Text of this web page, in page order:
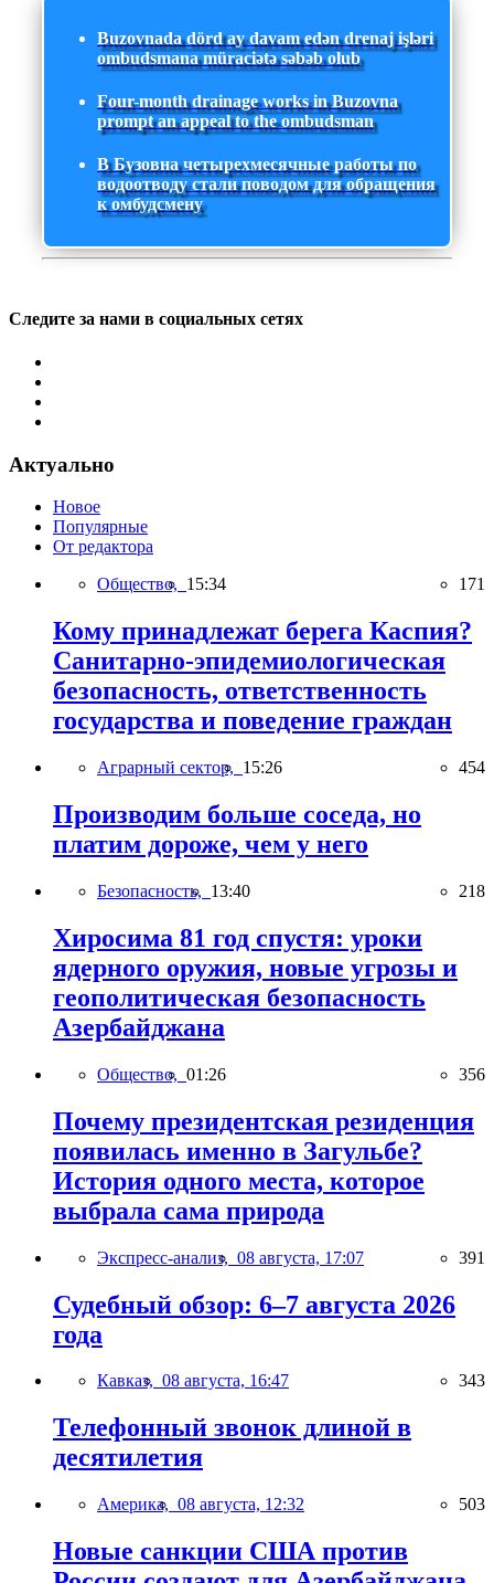
Buzovnada dörd ay davam edən drenaj işləri
ombudsmana müraciətə səbəb olub
Four-month drainage works in Buzovna
prompt an appeal to the ombudsman
В Бузовна четырехмесячные работы по
водоотводу стали поводом для обращения
к омбудсмену
Следите за нами в социальных сетях
Актуально
Новое
Популярные
От редактора
Общество, 15:34 171
Кому принадлежат берега Каспия?
Санитарно-эпидемиологическая
безопасность, ответственность
государства и поведение граждан
Аграрный сектор, 15:26 454
Производим больше соседа, но
платим дороже, чем у него
Безопасность, 13:40 218
Хиросима 81 год спустя: уроки
ядерного оружия, новые угрозы и
геополитическая безопасность
Азербайджана
Общество, 01:26 356
Почему президентская резиденция
появилась именно в Загульбе?
История одного места, которое
выбрала сама природа
Экспресс-анализ, 08 августа, 17:07 391
Судебный обзор: 6–7 августа 2026
года
Кавказ, 08 августа, 16:47 343
Телефонный звонок длиной в
десятилетия
Америка, 08 августа, 12:32 503
Новые санкции США против